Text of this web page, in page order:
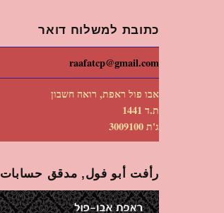
כתובת למשלוח דואר
raafatcp@gmail.com
אבו פול ראפת, רואה חשבון
ת.ד 1441
ג'ת 3009100
رأفت أبو فول, مدقق حسابات